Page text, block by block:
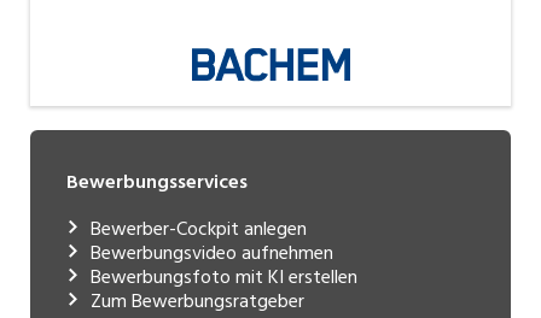
Bewerbungsservices
Bewerber-Cockpit anlegen
Bewerbungsvideo aufnehmen
Bewerbungsfoto mit KI erstellen
Zum Bewerbungsratgeber